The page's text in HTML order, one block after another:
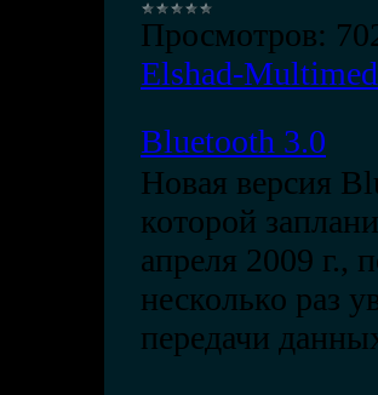
Просмотров:
Elshad-Multimed
Bluetooth 3.0
Новая версия
которой
апреля 2009 г.,
несколько раз
передачи